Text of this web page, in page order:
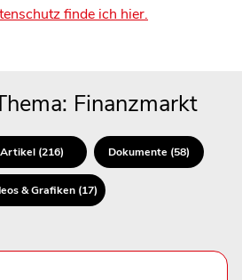
finde ich hier.
Finanzmarkt
Artikel (216) Dokumente (58)
& Grafiken (17)